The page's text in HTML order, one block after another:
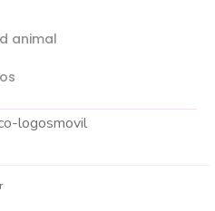
animal